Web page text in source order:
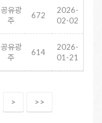
공유광
주
672
2026-
02-02
공유광
주
614
2026-
01-21
> >>